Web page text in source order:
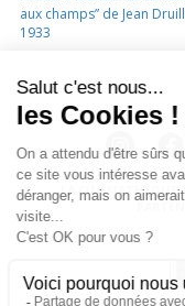
aux champs” de Jean
1933
LA CINÉMATHÈQUE ·